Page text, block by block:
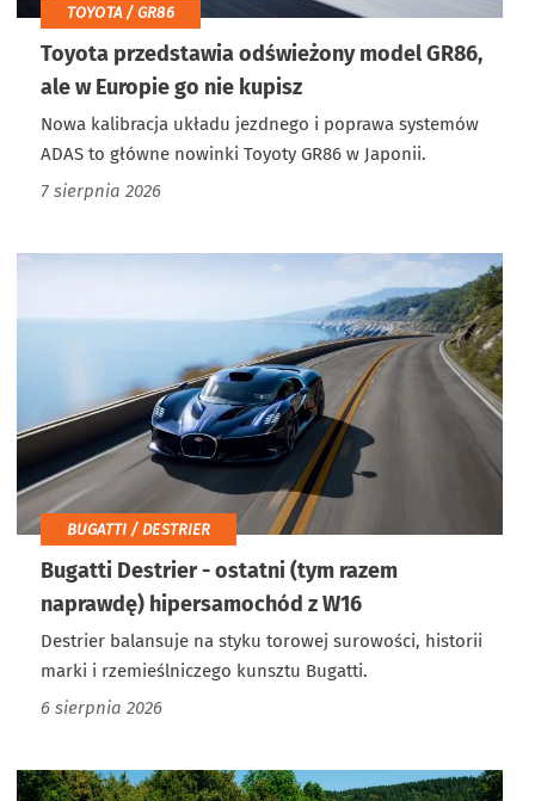
TOYOTA / GR86
Toyota przedstawia odświeżony model GR86,
ale w Europie go nie kupisz
Nowa kalibracja układu jezdnego i poprawa systemów
ADAS to główne nowinki Toyoty GR86 w Japonii.
7 sierpnia 2026
BUGATTI / DESTRIER
Bugatti Destrier - ostatni (tym razem
naprawdę) hipersamochód z W16
Destrier balansuje na styku torowej surowości, historii
marki i rzemieślniczego kunsztu Bugatti.
6 sierpnia 2026